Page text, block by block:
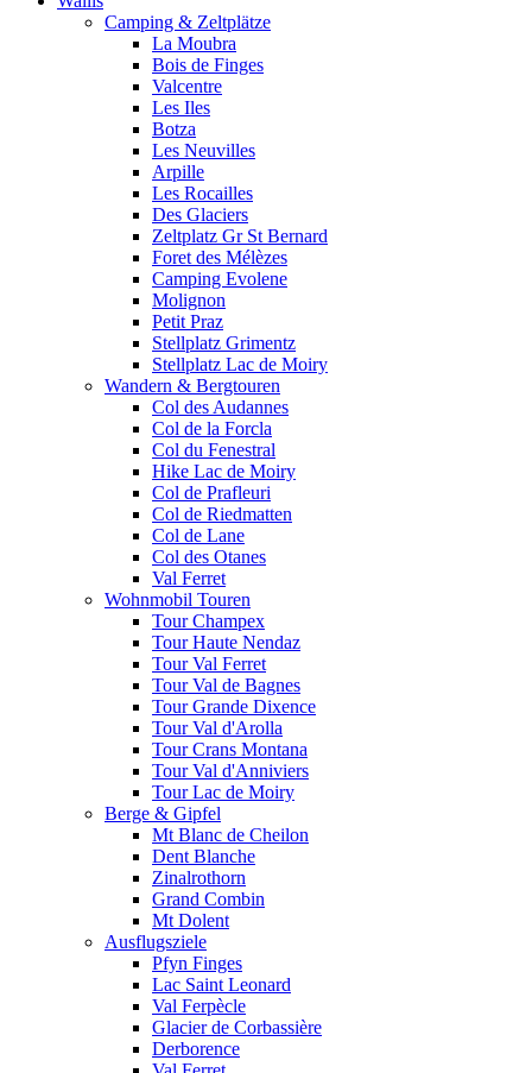
Camping & Zeltplätze
La Moubra
Bois de Finges
Valcentre
Les Iles
Botza
Les Neuvilles
Arpille
Les Rocailles
Des Glaciers
Zeltplatz Gr St Bernard
Foret des Mélèzes
Camping Evolene
Molignon
Petit Praz
Stellplatz Grimentz
Stellplatz Lac de Moiry
Wandern & Bergtouren
Col des Audannes
Col de la Forcla
Col du Fenestral
Hike Lac de Moiry
Col de Prafleuri
Col de Riedmatten
Col de Lane
Col des Otanes
Val Ferret
Wohnmobil Touren
Tour Champex
Tour Haute Nendaz
Tour Val Ferret
Tour Val de Bagnes
Tour Grande Dixence
Tour Val d'Arolla
Tour Crans Montana
Tour Val d'Anniviers
Tour Lac de Moiry
Berge & Gipfel
Mt Blanc de Cheilon
Dent Blanche
Zinalrothorn
Grand Combin
Mt Dolent
Ausflugsziele
Pfyn Finges
Lac Saint Leonard
Val Ferpècle
Glacier de Corbassière
Derborence